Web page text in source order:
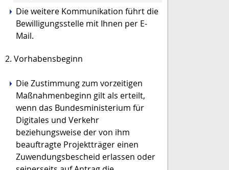
Die weitere Kommunikation führt die
Bewilligungsstelle mit Ihnen per E-
Mail.
2. Vorhabensbeginn
Die Zustimmung zum vorzeitigen
Maßnahmenbeginn gilt als erteilt,
wenn das Bundesministerium für
Digitales und Verkehr
beziehungsweise der von ihm
beauftragte Projektträger einen
Zuwendungsbescheid erlassen oder